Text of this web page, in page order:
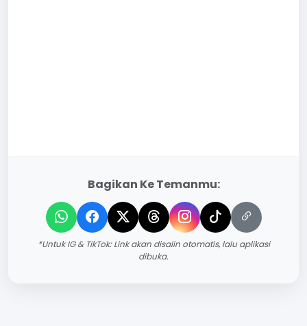
Bagikan Ke Temanmu:
*Untuk IG & TikTok: Link akan disalin otomatis, lalu aplikasi
dibuka.